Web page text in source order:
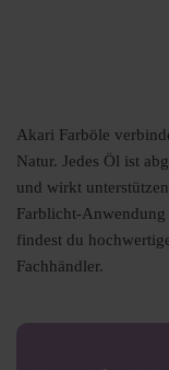
Akari Farböle
Natur. Jedes Öl ist
und wirkt
Farblicht-
findest du
Fachhändler.